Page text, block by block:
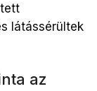
látássérültek
az